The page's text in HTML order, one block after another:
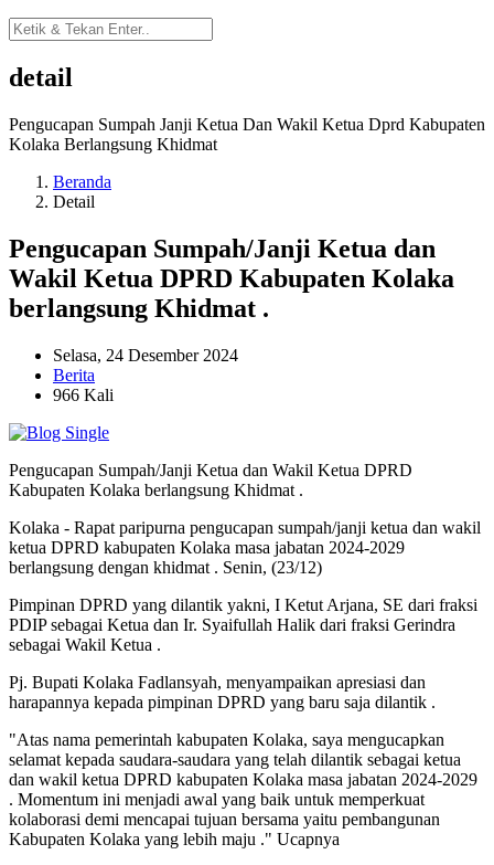
detail
Pengucapan Sumpah Janji Ketua Dan Wakil Ketua Dprd Kabupaten
Kolaka Berlangsung Khidmat
Beranda
Detail
Pengucapan Sumpah/Janji Ketua dan
Wakil Ketua DPRD Kabupaten Kolaka
berlangsung Khidmat .
Selasa, 24 Desember 2024
Berita
966 Kali
Pengucapan Sumpah/Janji Ketua dan Wakil Ketua DPRD
Kabupaten Kolaka berlangsung Khidmat .
Kolaka - Rapat paripurna pengucapan sumpah/janji ketua dan wakil
ketua DPRD kabupaten Kolaka masa jabatan 2024-2029
berlangsung dengan khidmat . Senin, (23/12)
Pimpinan DPRD yang dilantik yakni, I Ketut Arjana, SE dari fraksi
PDIP sebagai Ketua dan Ir. Syaifullah Halik dari fraksi Gerindra
sebagai Wakil Ketua .
Pj. Bupati Kolaka Fadlansyah, menyampaikan apresiasi dan
harapannya kepada pimpinan DPRD yang baru saja dilantik .
"Atas nama pemerintah kabupaten Kolaka, saya mengucapkan
selamat kepada saudara-saudara yang telah dilantik sebagai ketua
dan wakil ketua DPRD kabupaten Kolaka masa jabatan 2024-2029
. Momentum ini menjadi awal yang baik untuk memperkuat
kolaborasi demi mencapai tujuan bersama yaitu pembangunan
Kabupaten Kolaka yang lebih maju ." Ucapnya